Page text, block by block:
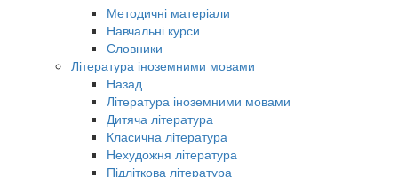
Методичні матеріали
Навчальні курси
Словники
Література іноземними мовами
Назад
Література іноземними мовами
Дитяча література
Класична література
Нехудожня література
Підліткова література